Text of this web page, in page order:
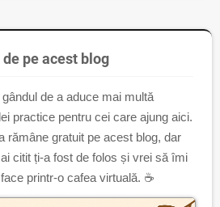
pe acest blog
de a aduce mai multă
practice pentru cei care ajung aici.
rămâne gratuit pe acest blog, dar
citit ți-a fost de folos și vrei să îmi
printr-o cafea virtuală. ☕